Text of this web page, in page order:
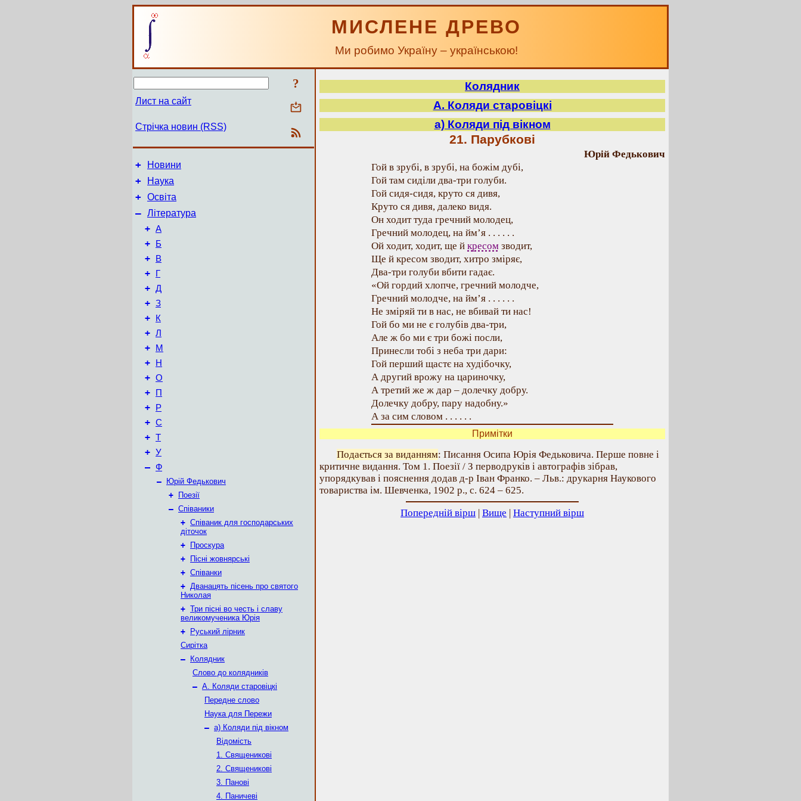
МИСЛЕНЕ ДРЕВО
Ми робимо Україну – українською!
?
Лист на сайт
Стрічка новин (RSS)
+ Новини
+ Наука
+ Освіта
– Література
+ А
+ Б
+ В
+ Г
+ Д
+ З
+ К
+ Л
+ М
+ Н
+ О
+ П
+ Р
+ С
+ Т
+ У
– Ф
–
Юрій Федькович
+
Поезії
– Співаники
+ Співаник для господарських
діточок
+
Проскура
+
Пісні жовнярські
+ Співанки
+ Дванацять пісень про святого
Николая
+ Три пісні во честь і славу
великомученика Юрія
+
Руський лірник
Сирітка
–
Колядник
Слово до колядників
– А. Коляди старовіцкі
Передне слово
Наука для Пережи
– а) Коляди під вікном
Відомість
1. Священикові
2. Священикові
3. Панові
4. Паничеві
Колядник
А. Коляди старовіцкі
а) Коляди під вікном
21. Парубкові
Юрій Федькович
Гой в зрубі, в зрубі, на божім дубі,
Гой там сиділи два-три голуби.
Гой сидя-сидя, круто ся дивя,
Круто ся дивя, далеко видя.
Он ходит туда гречний молодец,
Гречний молодец, на йм’я . . . . . .
Ой ходит, ходит, ще й кресом зводит,
Ще й кресом зводит, хитро зміряє,
Два-три голуби вбити гадає.
«Ой гордий хлопче, гречний молодче,
Гречний молодче, на йм’я . . . . . .
Не зміряй ти в нас, не вбивай ти нас!
Гой бо ми не є голубів два-три,
Але ж бо ми є три божі посли,
Принесли тобі з неба три дари:
Гой перший щастє на худібочку,
А другий врожу на цариночку,
А третий же ж дар – долечку добру.
Долечку добру, пару надобну.»
А за сим словом . . . . . .
Примітки
Подається за виданням: Писання Осипа Юрія Федьковича. Перше повне і
критичне видання. Том 1. Поезії / З перводруків і автографів зібрав,
упорядкував і пояснення додав д-р Іван Франко. – Льв.: друкарня Наукового
товариства ім. Шевченка, 1902 р., с. 624 – 625.
Попередній вірш | Вище | Наступний вірш